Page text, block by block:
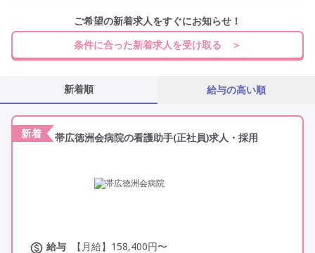
北海道 変更
病院・クリニック・診療所 変更
ご希望の新着求人をすぐにお知らせ！
条件に合った新着求人を受け取る ＞
新着順 給与の高い順
新着 帯広徳洲会病院の看護助手(正社員)求人・採用
給与
【月給】158,400円〜